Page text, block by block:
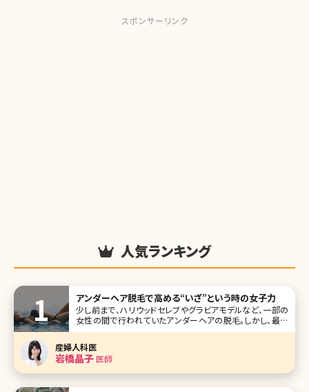
スポンサーリンク
人気ランキング
アンダーヘア脱毛で高める“いざ”という時の女子力
少し前まで、ハリウッドセレブやグラビアモデルなど、一部の
女性の間で行われていたアンダーヘアの脱毛。しかし、最近
では一般の女性の間でもVIO脱毛と呼ばれるデリケートゾー
ンを含めたアンダーヘアの脱毛を考える人が増えています。
実際に施術を受けた人からは「快適すぎる!」という声も。ここ
でもはや女性の新しい常
産婦人科医
岩橋晶子医師